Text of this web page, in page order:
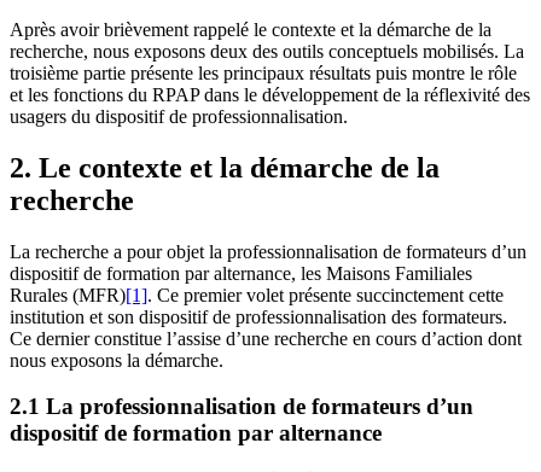
Après avoir brièvement rappelé le contexte et la démarche de la
recherche, nous exposons deux des outils conceptuels mobilisés. La
troisième partie présente les principaux résultats puis montre le rôle
et les fonctions du RPAP dans le développement de la réflexivité des
usagers du dispositif de professionnalisation.
2. Le contexte et la démarche de la
recherche
La recherche a pour objet la professionnalisation de formateurs d’un
dispositif de formation par alternance, les Maisons Familiales
Rurales (MFR)[1]. Ce premier volet présente succinctement cette
institution et son dispositif de professionnalisation des formateurs.
Ce dernier constitue l’assise d’une recherche en cours d’action dont
nous exposons la démarche.
2.1 La professionnalisation de formateurs d’un
dispositif de formation par alternance